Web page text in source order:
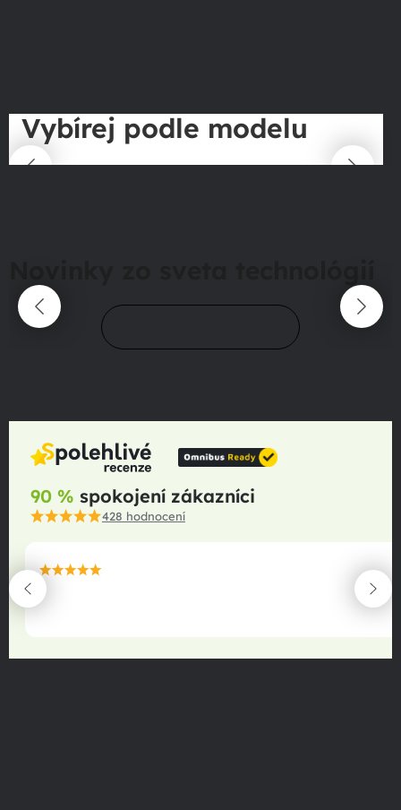
Vybírej podle modelu
90 % spokojení zákazníci
428 hodnocení
maximální spokojenost
22.06.2025